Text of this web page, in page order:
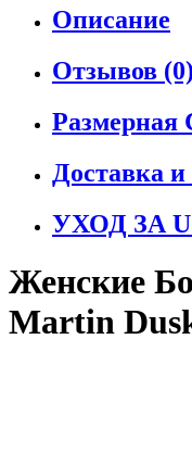
Описание
Отзывов (0)
Размерная
Доставка и
УХОД ЗА
Женские
Martin